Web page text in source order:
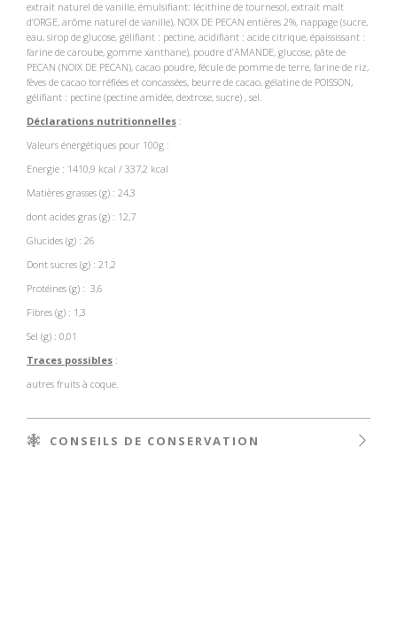
extrait naturel de vanille, émulsifiant: lécithine de tournesol, extrait malt
d’ORGE, arôme naturel de vanille), NOIX DE PECAN entières 2%, nappage (sucre,
eau, sirop de glucose, gélifiant : pectine, acidifiant : acide citrique, épaississant :
farine de caroube, gomme xanthane), poudre d’AMANDE, glucose, pâte de
PECAN (NOIX DE PECAN), cacao poudre, fécule de pomme de terre, farine de riz,
fèves de cacao torréfiées et concassées, beurre de cacao, gélatine de POISSON,
gélifiant : pectine (pectine amidée, dextrose, sucre) , sel.
Déclarations nutritionnelles :
Valeurs énergétiques pour 100g :
Energie : 1410,9 kcal / 337,2 kcal
Matières grasses (g) : 24,3
dont acides gras (g) : 12,7
Glucides (g) : 26
Dont sucres (g) : 21,2
Protéines (g) : 3,6
Fibres (g) : 1,3
Sel (g) : 0,01
Traces possibles :
autres fruits à coque.
CONSEILS DE CONSERVATION